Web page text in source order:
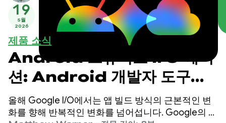
19
5월
2026
제품 소식
Android 스튜디오 I/O 에디
션: Android 개발자 도구의
새로운 기능
올해 Google I/O에서는 앱 빌드 방식의 근본적인 변
화를 향해 반복적인 변화를 넘어섭니다. Google의 최